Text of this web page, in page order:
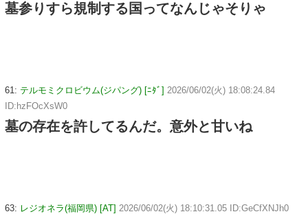
墓参りすら規制する国ってなんじゃそりゃ
61: テルモミクロビウム(ジパング) [ﾆﾀﾞ] 2026/06/02(火) 18:08:24.84
ID:hzFOcXsW0
墓の存在を許してるんだ。意外と甘いね
63: レジオネラ(福岡県) [AT] 2026/06/02(火) 18:10:31.05 ID:GeCfXNJh0